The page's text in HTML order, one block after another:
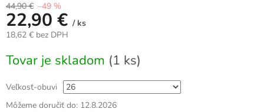
44,90 € –49 %
22,90 € / ks
18,62 € bez DPH
cena:
Tovar je skladom (1 ks)
Veľkosť-obuvi
Môžeme doručiť do: 12.8.2026